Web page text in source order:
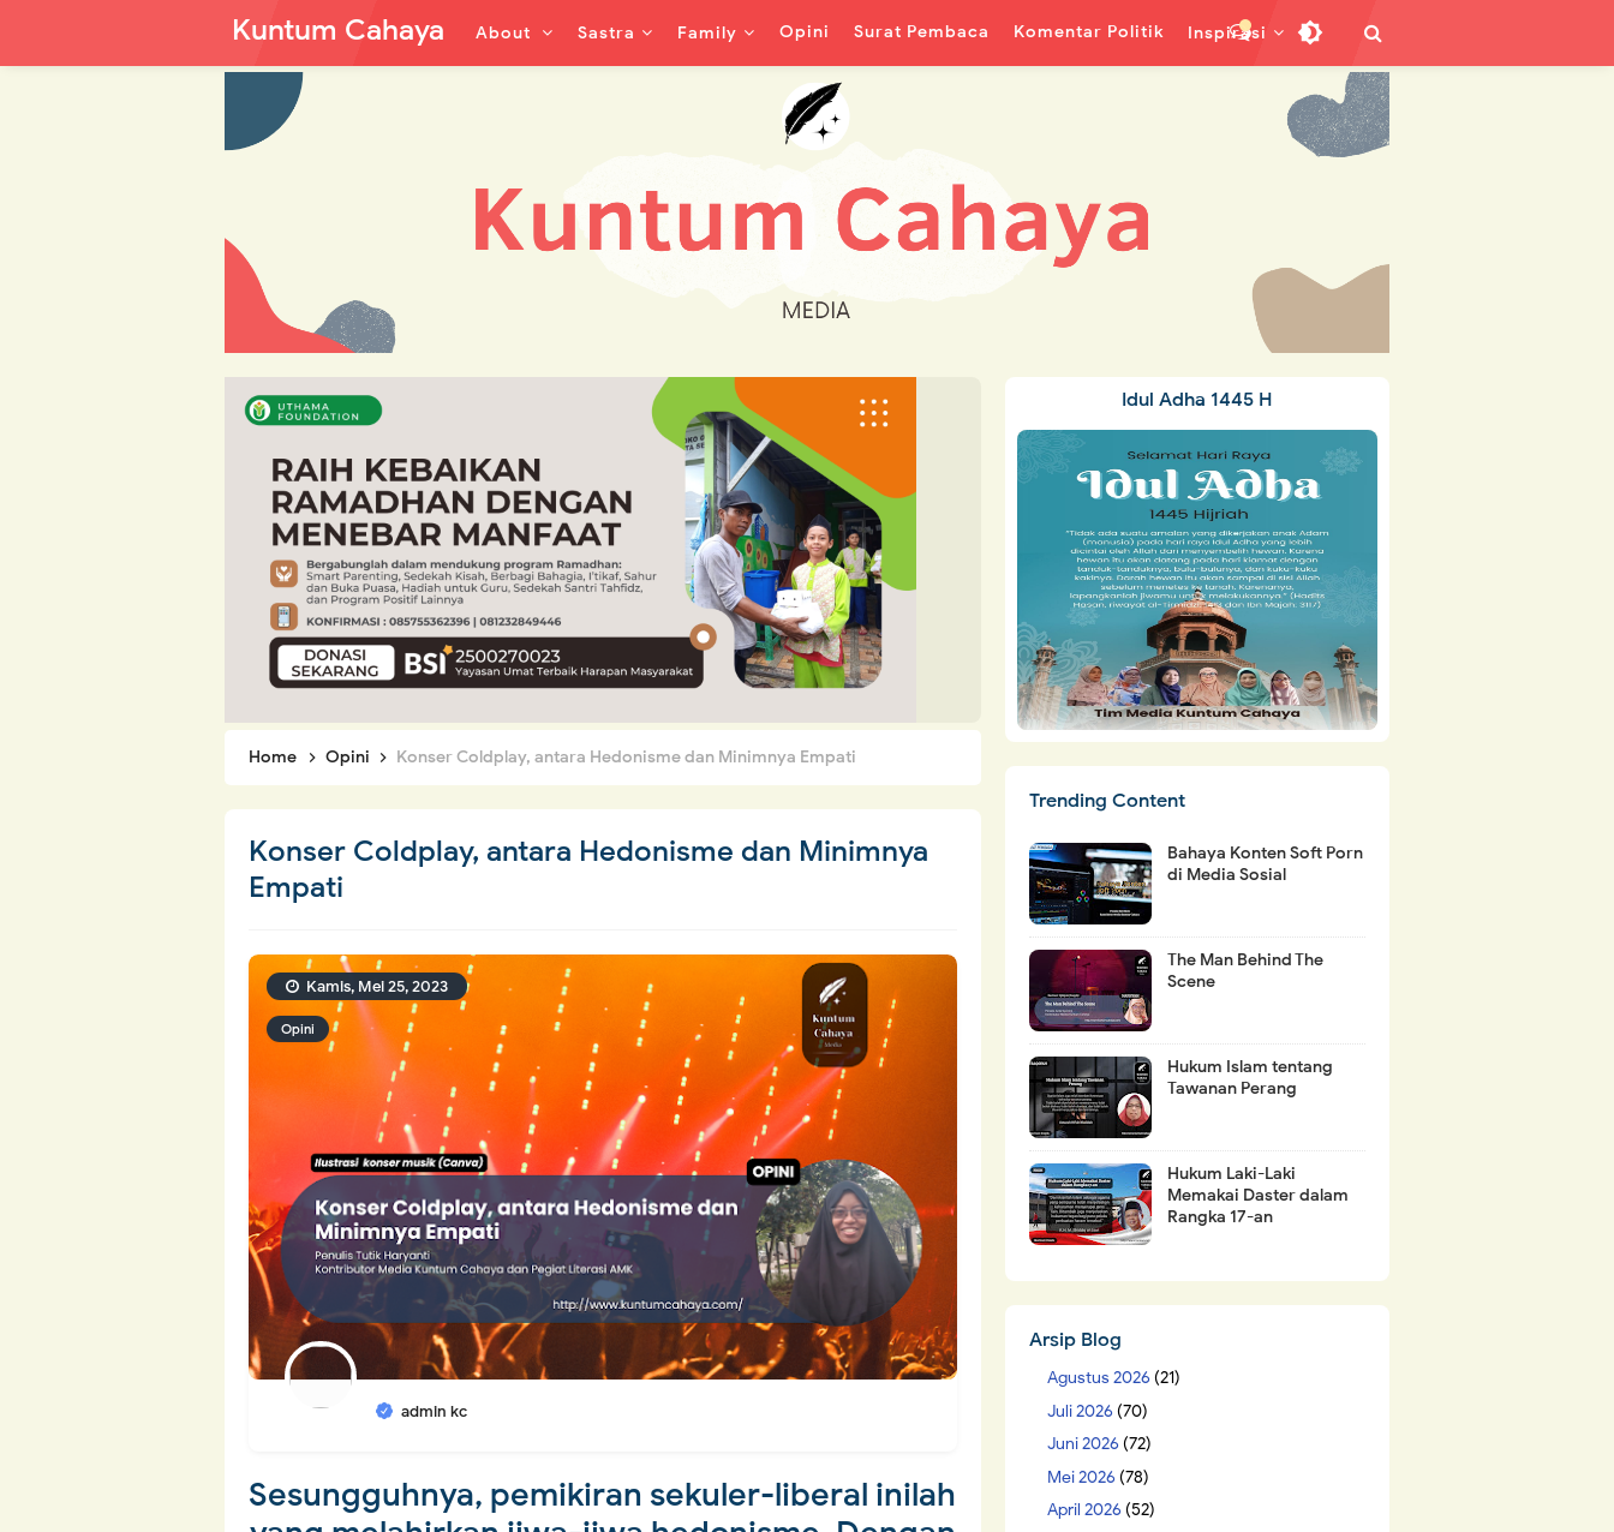
Kuntum Cahaya About Sastra Family Opini Surat Pembaca Komentar Politik Inspirasi
Home Opini Konser Coldplay, antara Hedonisme dan Minimnya Empati
Konser Coldplay, antara Hedonisme dan Minimnya
Empati
Opini
admin kc
Kamis, Mei 25, 2023
Sesungguhnya, pemikiran sekuler-liberal inilah
Idul Adha 1445 H
Trending Content
Bahaya Konten Soft Porn
di Media Sosial
The Man Behind The
Scene
Hukum Islam tentang
Tawanan Perang
Hukum Laki-Laki
Memakai Daster dalam
Rangka 17-an
Arsip Blog
Agustus 2026 (21)
Juli 2026 (70)
Juni 2026 (72)
Mei 2026 (78)
April 2026 (52)